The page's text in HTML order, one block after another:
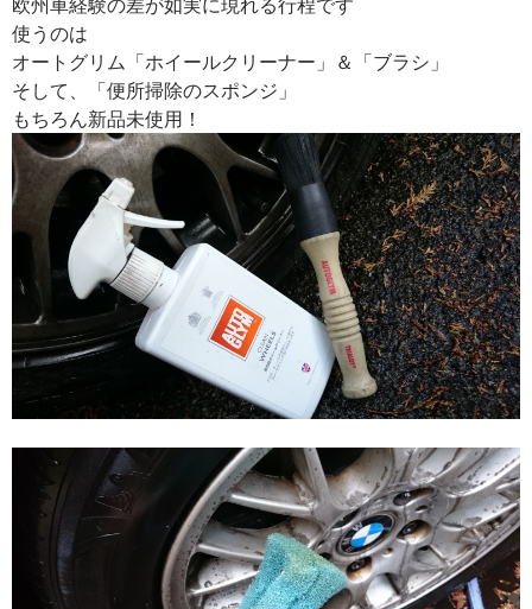
使うのは
オートグリム「ホイールクリーナー」＆「ブラシ」
そして、「便所掃除のスポンジ」
もちろん新品未使用！